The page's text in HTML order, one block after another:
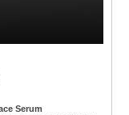
Serum